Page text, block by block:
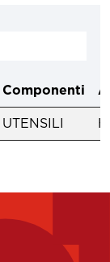
Componenti
UTENSILI